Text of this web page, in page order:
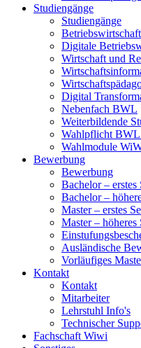
Studiengänge
Studiengänge
Digitale
Wirtschaft und
Digital
Nebenfach BWL
Weiterbildende
Wahlpflicht
Wahlmodule
Bewerbung
Bewerbung
Bachelor – erstes
Bachelor –
Master – erstes
Master – höheres
Ausländische
Vorläufiges
Kontakt
Kontakt
Mitarbeiter
Lehrstuhl Info's
Technischer
Fachschaft Wiwi